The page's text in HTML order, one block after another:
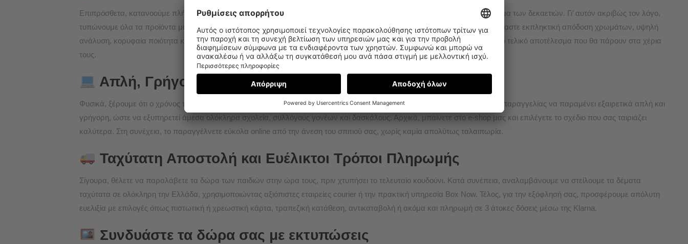
Επιπρόσθετα, κατανοούμε πλήρως ότι αυτές οι πολύτιμες αναμνήσεις πρέπει να μείνουν απολύτως αναλλοίωτες στο πέρασμα των δεκαετιών. Γι’ αυτόν ακριβώς τον λόγο,
τυπώνουμε όλα τα προϊόντα μας χρησιμοποιώντας μόνο άριστα υλικά και σύγχρονο επαγγελματικό εξοπλισμό. Έτσι, εγγυόμαστε εκπληκτική απόδοση χρωμάτων, υψηλή
ανάλυση, κορυφαία ποιότητα και τεράστια αντοχή στον χρόνο. Οι γονείς και οι εκπαιδευτικοί νιώθουν απόλυτη σιγουριά για το τελικό αποτέλεσμα που θα πάρουν στα χέρια
τους.
Απλή, Γρήγορη και Ασφαλής Παραγγελία
Φυσικά, ξέρουμε ότι ο χρόνος των γονέων και των εκπαιδευτικών είναι περιορισμένος. Επομένως, φροντίσαμε η διαδικασία παραγγελίας να παραμένει εξαιρετικά απλή και
γρήγορη, ώστε να εξυπηρετεί άμεσα ολόκληρα σχολεία, συλλόγους γονέων και δασκάλους. Αρχικά, μπαίνετε στο e-shop μας και επιλέγετε το σχέδιο που σας ταιριάζει
καλύτερα. Στη συνέχεια, το παραγγέλνετε εύκολα online από την άνεση του σπιτιού σας, χωρίς καμία απολύτως ταλαιπωρία.
Ταχύτατη Αποστολή και Ευέλικτοι Τρόποι Πληρωμής
Σίγουρα, θέλετε να παραλάβετε τα δώρα των παιδιών στην ώρα τους, πριν χτυπήσει το τελευταίο κουδούνι. Κατά συνέπεια, αναλαμβάνουμε να στείλουμε τα δέματα
ταχύτατα σε ολόκληρη την Ελλάδα, χρησιμοποιώντας αξιόπιστες εταιρείες courier ή την πρακτική υπηρεσία Box Now. Τέλος, για την εξόφλησή σας, προσφέρουμε απόλυτη
ευελιξία με επιλογές όπως πιστωτική ή χρεωστική κάρτα, τραπεζική κατάθεση, αντικαταβολή ή ακόμα και πληρωμή σε 3 άτοκες δόσεις μέσω της Klarna.
Συνδυάστε τα δώρα σας με εκτυπώσεις